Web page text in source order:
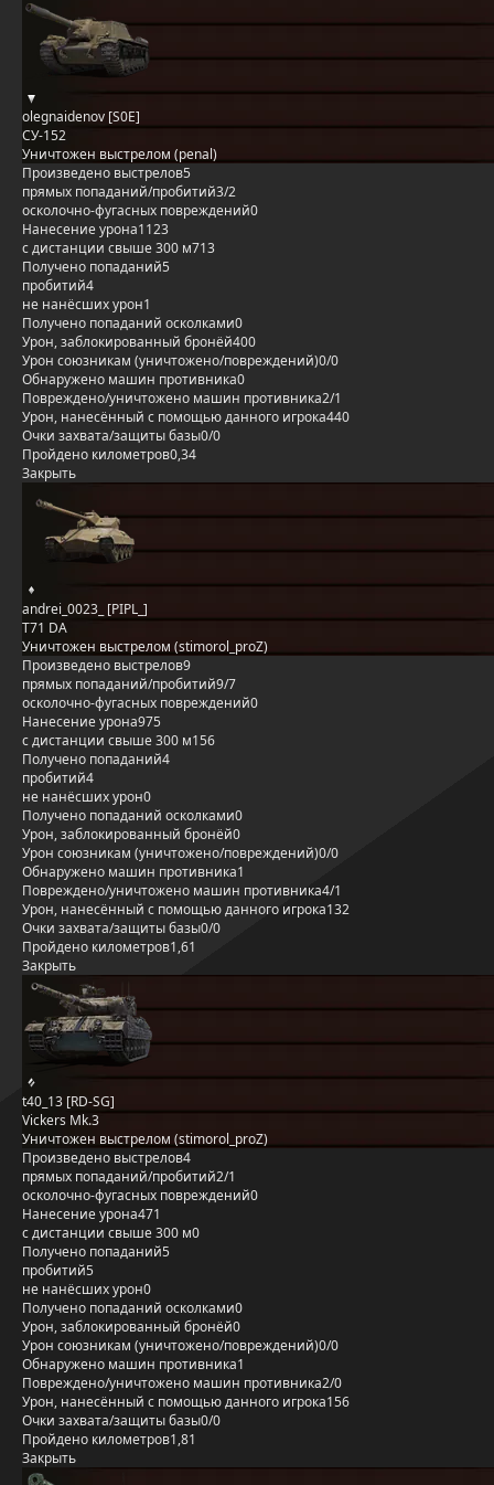
olegnaidenov [S0E]
СУ-152
Уничтожен выстрелом (penal)
Произведено выстрелов5
прямых попаданий/пробитий3/2
осколочно-фугасных повреждений0
Нанесение урона1123
с дистанции свыше 300 м713
Получено попаданий5
пробитий4
не нанёсших урон1
Получено попаданий осколками0
Урон, заблокированный бронёй400
Урон союзникам (уничтожено/повреждений)0/0
Обнаружено машин противника0
Повреждено/уничтожено машин противника2/1
Урон, нанесённый с помощью данного игрока440
Очки захвата/защиты базы0/0
Пройдено километров0,34
Закрыть
andrei_0023_ [PIPL_]
T71 DA
Уничтожен выстрелом (stimorol_proZ)
Произведено выстрелов9
прямых попаданий/пробитий9/7
осколочно-фугасных повреждений0
Нанесение урона975
с дистанции свыше 300 м156
Получено попаданий4
пробитий4
не нанёсших урон0
Получено попаданий осколками0
Урон, заблокированный бронёй0
Урон союзникам (уничтожено/повреждений)0/0
Обнаружено машин противника1
Повреждено/уничтожено машин противника4/1
Урон, нанесённый с помощью данного игрока132
Очки захвата/защиты базы0/0
Пройдено километров1,61
Закрыть
t40_13 [RD-SG]
Vickers Mk.3
Уничтожен выстрелом (stimorol_proZ)
Произведено выстрелов4
прямых попаданий/пробитий2/1
осколочно-фугасных повреждений0
Нанесение урона471
с дистанции свыше 300 м0
Получено попаданий5
пробитий5
не нанёсших урон0
Получено попаданий осколками0
Урон, заблокированный бронёй0
Урон союзникам (уничтожено/повреждений)0/0
Обнаружено машин противника1
Повреждено/уничтожено машин противника2/0
Урон, нанесённый с помощью данного игрока156
Очки захвата/защиты базы0/0
Пройдено километров1,81
Закрыть